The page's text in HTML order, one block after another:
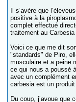
Il s’avère que
positive à la
complet effectué
traitement au Carbesia
Voici ce que me dit
"standards" de Piro,
musculaire et a peine
ce qui nous a poussé
avec un complément
carbesia est un
Du coup, j’avoue que